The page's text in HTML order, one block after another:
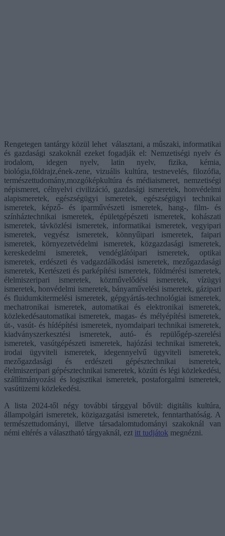
Rengetegen tantárgy közül lehet választani, a műszaki, informatikai
és gazdasági szakoknál ezeket fogadják el: Nemzetiségi nyelv és
irodalom, idegen nyelv, latin nyelv, fizika, kémia,
biológia,földrajz,ének-zene, vizuális kultúra, testnevelés, filozófia,
természettudomány,mozgóképkultúra és médiaismeret, nemzetiségi
népismeret, célnyelvi civilizáció, gazdasági ismeretek, honvédelmi
alapismeretek, egészségügyi ismeretek, egészségügyi technikai
ismeretek, képző- és iparművészeti ismeretek, hang-, film- és
színháztechnikai ismeretek, épületgépészeti ismeretek, kohászati
ismeretek, távközlési ismeretek, informatikai ismeretek, vegyipari
ismeretek, vegyész ismeretek, könnyűipari ismeretek, faipari
ismeretek, környezetvédelmi ismeretek, közgazdasági ismeretek,
kereskedelmi ismeretek, vendéglátóipari ismeretek, optikai
ismeretek, erdészeti és vadgazdálkodási ismeretek, mezőgazdasági
ismeretek, Kertészeti és parképítési ismeretek, földmérési ismeretek,
élelmiszeripari ismeretek, közművelődési ismeretek, vízügyi
ismeretek, honvédelmi ismeretek, bányaművelési ismeretek, gázipari
és fluidumkitermelési ismeretek, gépgyártás-technológiai ismeretek,
mechatronikai ismeretek, automatikai és elektronikai ismeretek,
közlekedésautomatikai ismeretek, magas- és mélyépítési ismeretek,
út-, vasút- és hídépítési ismeretek, nyomdaipari technikai ismeretek,
kiadványszerkesztési ismeretek, autó- és repülőgép-szerelési
ismeretek, vasútgépészeti ismeretek, hajózási technikai ismeretek,
irodai ügyviteli ismeretek, idegennyelvű ügyviteli ismeretek,
mezőgazdasági és erdészeti gépésztechnikai ismeretek,
élelmiszeripari gépésztechnikai ismeretek, közúti és légi közlekedési,
szállítmányozási és logisztikai ismeretek, postaforgalmi ismeretek,
vasútüzemi közlekedési.
A lista 2024-től négy további tárggyal bővül: digitális kultúra,
állampolgári ismeretek, közigazgatási ismeretek, fenntarthatóság. A
természettudományi, illetve társadalomtudományi szakoknál van
némi eltérés a választható tárgyaknál, ezt itt tudjátok megnézni.